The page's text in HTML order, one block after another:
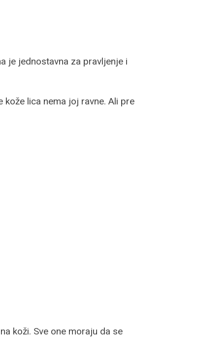
je jednostavna za pravljenje i
kože lica nema joj ravne. Ali pre
koži. Sve one moraju da se